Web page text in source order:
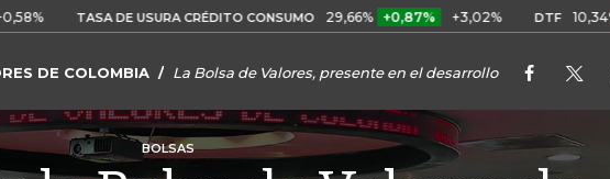
TASA DE USURA CRÉDITO CONSUMO 29,66% +0,87% +3,02% DTF 10,34% +0,10%
DE COLOMBIA La Bolsa de Valores, presente en el desarrollo
BOLSAS